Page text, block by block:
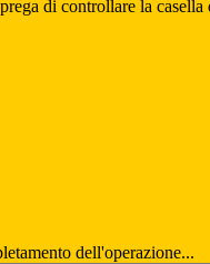
di controllare la casella
dell'operazione...